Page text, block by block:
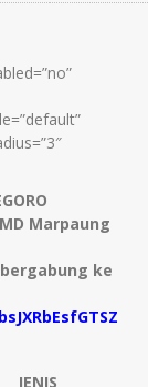
Marpaung
ke
JENIS